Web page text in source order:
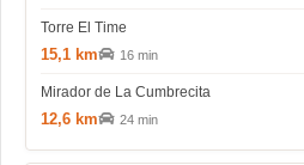
Torre El Time
15,1 km 16 min
Mirador de La Cumbrecita
12,6 km 24 min